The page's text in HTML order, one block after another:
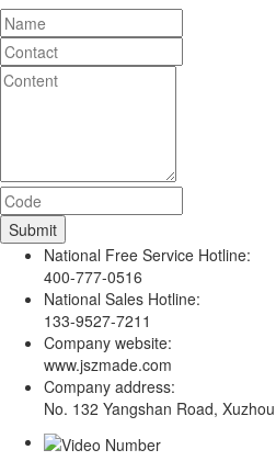
National Free Service Hotline:
400-777-0516
National Sales Hotline:
133-9527-7211
Company website:
www.jszmade.com
Company address:
No. 132 Yangshan Road,